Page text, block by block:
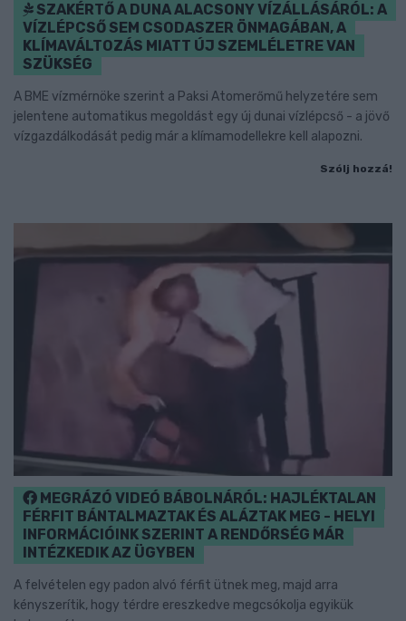
SZAKÉRTŐ A DUNA ALACSONY VÍZÁLLÁSÁRÓL: A
VÍZLÉPCSŐ SEM CSODASZER ÖNMAGÁBAN, A
KLÍMAVÁLTOZÁS MIATT ÚJ SZEMLÉLETRE VAN
SZÜKSÉG
A BME vízmérnöke szerint a Paksi Atomerőmű helyzetére sem
jelentene automatikus megoldást egy új dunai vízlépcső - a jövő
vízgazdálkodását pedig már a klímamodellekre kell alapozni.
Szólj hozzá!
MEGRÁZÓ VIDEÓ BÁBOLNÁRÓL: HAJLÉKTALAN
FÉRFIT BÁNTALMAZTAK ÉS ALÁZTAK MEG - HELYI
INFORMÁCIÓINK SZERINT A RENDŐRSÉG MÁR
INTÉZKEDIK AZ ÜGYBEN
A felvételen egy padon alvó férfit ütnek meg, majd arra
kényszerítik, hogy térdre ereszkedve megcsókolja egyikük